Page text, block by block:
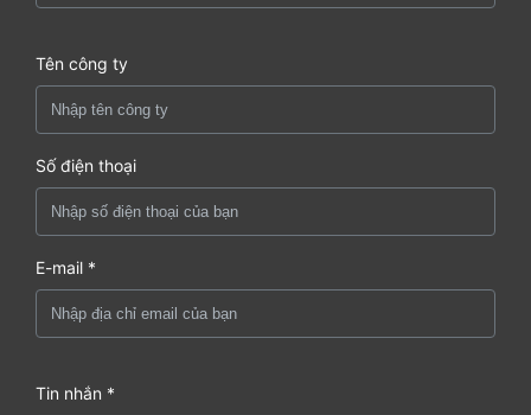
Tên công ty
Số điện thoại
E-mail *
Tin nhắn *